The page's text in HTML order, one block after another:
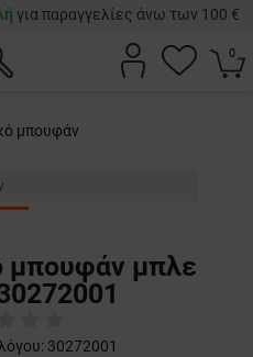
για παραγγελίες άνω των 100 €
0
μπουφάν
μπουφάν μπλε
30272001